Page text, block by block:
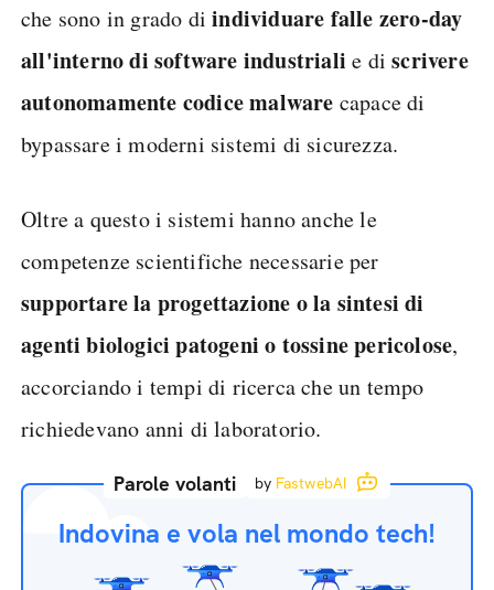
che sono in grado diindividuare falle zero-day
all'interno di software industriali e discrivere
autonomamente codice malware capace di
bypassare i moderni sistemi di sicurezza.
Oltre a questo i sistemi hanno anche le
competenze scientifiche necessarie per
supportare la progettazione o la sintesi di
agenti biologici patogeni o tossine pericolose,
accorciando i tempi di ricerca che un tempo
richiedevano anni di laboratorio.
Parole volanti by FastwebAI
Indovina e vola nel mondo tech!